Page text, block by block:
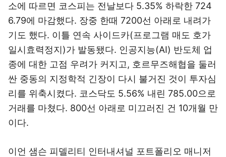
소에 따르면 코스피는 전날보다 5.35% 하락한 724
6.79에 마감했다. 장중 한때 7200선 아래로 내려가
기도 했다. 이틀 연속 사이드카(프로그램 매도 호가
일시효력정지)가 발동됐다. 인공지능(AI) 반도체 업
종에 대한 고점 우려가 커지고, 호르무즈해협을 둘러
싼 중동의 지정학적 긴장이 다시 불거진 것이 투자심
리를 위축시켰다. 코스닥도 5.56% 내린 785.00으로
거래를 마쳤다. 800선 아래로 미끄러진 건 10개월 만
이다.
이언 샘슨 피델리티 인터내셔널 포트폴리오 매니저